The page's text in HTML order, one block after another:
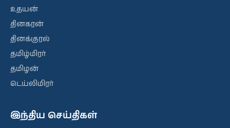
உதயன்
தினகரன்
தினக்குரல்
தமிழ்மிரர்
தமிழன்
டெய்லிமிரர்
இந்திய செய்திகள்